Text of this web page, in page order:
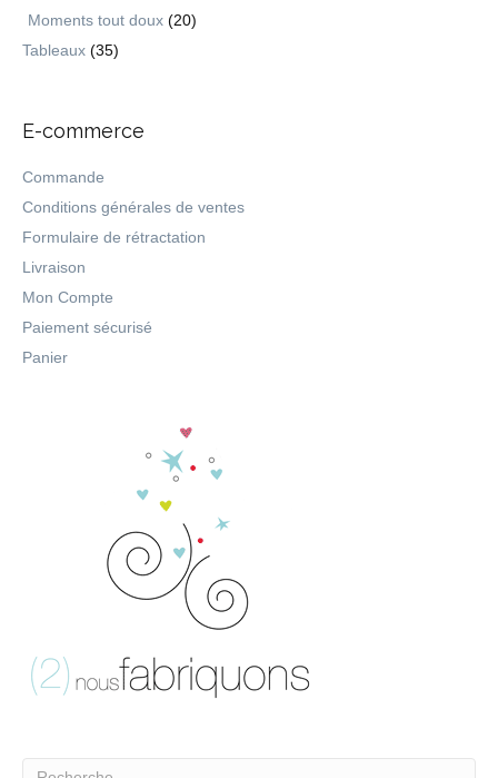
Moments tout doux (20)
Tableaux (35)
E-commerce
Commande
Conditions générales de ventes
Formulaire de rétractation
Livraison
Mon Compte
Paiement sécurisé
Panier